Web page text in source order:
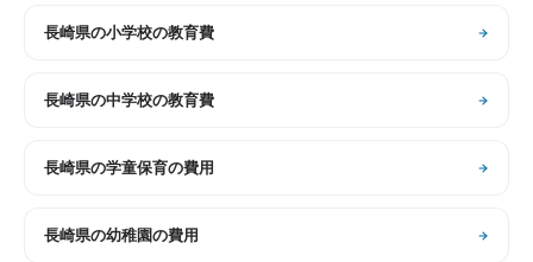
長崎県の小学校の教育費
長崎県の中学校の教育費
長崎県の学童保育の費用
長崎県の幼稚園の費用